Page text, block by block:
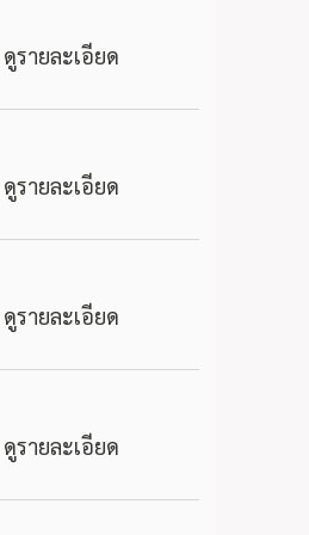
ดูรายละเอียด
ดูรายละเอียด
ดูรายละเอียด
ดูรายละเอียด